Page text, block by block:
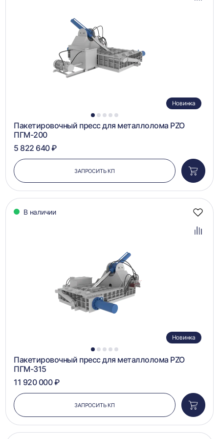
1 2 3 4 5
Новинка
Пакетировочный пресс для металлолома PZO
ПГМ-200
5 822 640 ₽
ЗАПРОСИТЬ КП
в
В наличии
1 2 3 4 5
Новинка
Пакетировочный пресс для металлолома PZO
ПГМ-315
11 920 000 ₽
ЗАПРОСИТЬ КП
в